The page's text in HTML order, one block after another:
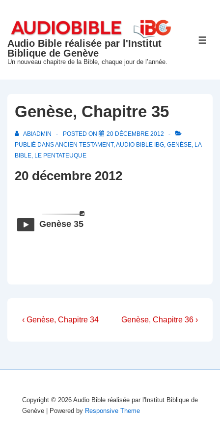
passer
contenu
principal
Audio Bible réalisée par l'Institut
Biblique de Genève
Un nouveau chapitre de la Bible, chaque jour de l’année.
Genèse, Chapitre 35
ABIADMIN POSTED ON
20 DÉCEMBRE 2012
PUBLIÉ DANSANCIEN TESTAMENT,AUDIO BIBLE IBG, GENÈSE, LA
BIBLE, LE PENTATEUQUE
20 décembre 2012
Genèse 35
Navigation
Previous
‹ Genèse, Chapitre 34
Next
Genèse, Chapitre 36 ›
Copyright © 2026 Audio Bible réalisée par l'Institut Biblique de
Genève
| Powered by Responsive Theme